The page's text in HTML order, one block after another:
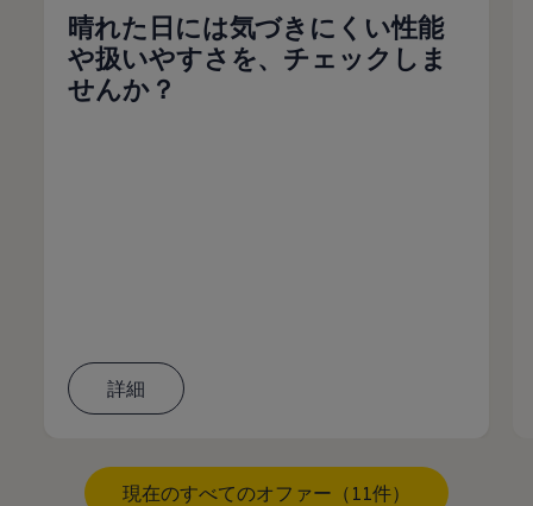
晴れた日には気づきにくい性能
や扱いやすさを、チェックしま
せんか？
詳細
現在のすべてのオファー（11件）